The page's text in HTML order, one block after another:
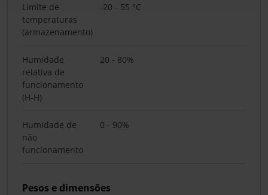
Limite de
temperaturas
(armazenamento)
-20 - 55 °C
Humidade
relativa de
funcionamento
(H-H)
20 - 80%
Humidade de
não
funcionamento
0 - 90%
Pesos e dimensões